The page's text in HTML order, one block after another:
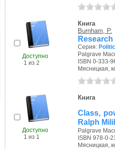
Доступно
1 из 2
Книга
Burnham, P.
Серия:
Palgrave
ISBN 0-333-
Мясницкая,
Доступно
1 из 1
Книга
Class,
Ralph
Palgrave
ISBN 978-0-
Мясницкая,